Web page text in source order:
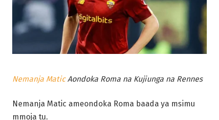
Nemanja MaticAondoka Roma na Kujiunga na Rennes
Nemanja Matic ameondoka Roma baada ya msimu
mmoja tu.